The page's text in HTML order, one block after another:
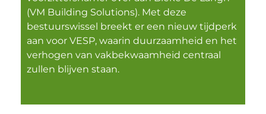
(VM Building Solutions). Met deze
bestuurswissel breekt er een nieuw tijdperk
aan voor VESP, waarin duurzaamheid en het
verhogen van vakbekwaamheid centraal
zullen blijven staan.